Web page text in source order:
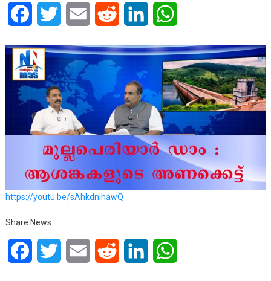
FacebookTwitter Email Reddit LinkedIn
https://youtu.be/sAhkdnihawQ
Share News
FacebookTwitter Email Reddit LinkedIn